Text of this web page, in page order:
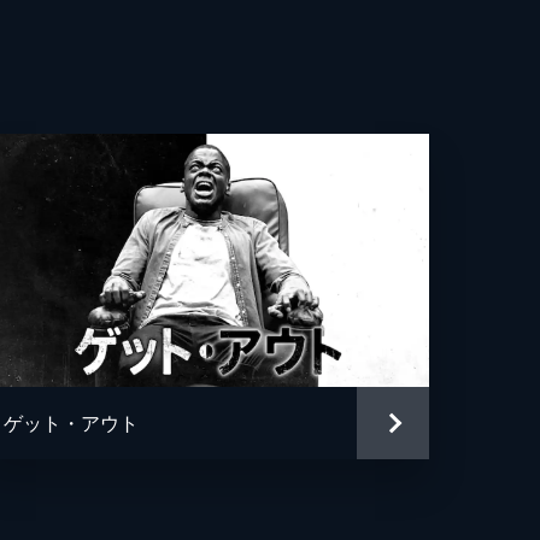
アブドゥル＝マティーン二世
ィオプ
ン・カリー
ン・ピール
・エイブルズ
ゲット・アウト